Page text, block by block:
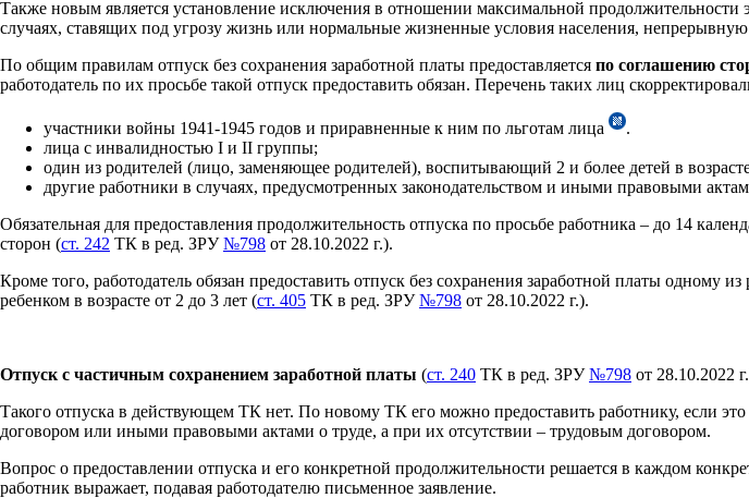
Также новым является установление исключения в отношении максимальной
случаях, ставящих под угрозу жизнь или нормальные жизненные условия населения,
По общим правилам отпуск без сохранения заработной платы предоставляется по соглашению
работодатель по их просьбе такой отпуск предоставить обязан. Перечень таких лиц
участники войны 1941-1945 годов и приравненные к ним по льготам лица
.
лица с инвалидностью I и II группы;
один из родителей (лицо, заменяющее родителей), воспитывающий 2 и более детей в
другие работники в случаях, предусмотренных законодательством и иными правовыми
Обязательная для предоставления продолжительность отпуска по просьбе работника – до 14
сторон (ст. 242 ТК в ред. ЗРУ№798 от 28.10.2022 г.).
Кроме того, работодатель обязан предоставить отпуск без сохранения заработной платы
ребенком в возрасте от 2 до 3 лет (ст. 405 ТК в ред. ЗРУ№798 от 28.10.2022 г.).
Отпуск с частичным сохранением заработной платы (ст. 240 ТК в ред. ЗРУ№798 от 28.10.2022
Такого отпуска в действующем ТК нет. По новому ТК его можно предоставить работнику, если
договором или иными правовыми актами о труде, а при их отсутствии – трудовым договором.
Вопрос о предоставлении отпуска и его конкретной продолжительности решается в каждом
работник выражает, подавая работодателю письменное заявление.